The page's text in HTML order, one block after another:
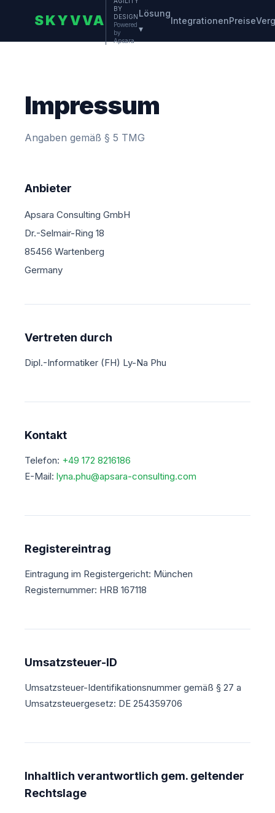
SKYVVA
BY
DESIGN
Powered
by
Apsara
Lösung
▾
IntegrationenPreise
Impressum
Angaben gemäß § 5 TMG
Anbieter
Apsara Consulting GmbH
Dr.-Selmair-Ring 18
85456 Wartenberg
Germany
Vertreten durch
Dipl.-Informatiker (FH) Ly-Na Phu
Kontakt
Telefon: +49 172 8216186
E-Mail: lyna.phu@apsara-consulting.com
Registereintrag
Eintragung im Registergericht: München
Registernummer: HRB 167118
Umsatzsteuer-ID
Umsatzsteuer-Identifikationsnummer gemäß § 27 a
Umsatzsteuergesetz: DE 254359706
Inhaltlich verantwortlich gem. geltender
Rechtslage